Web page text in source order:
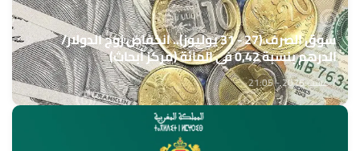
سوق الصرف (27 - 31 يوليوز).. انخفاض زوج الدولار/
الدرهم بنسبة 0,42 في المائة (مركز أبحاث)
7 غشت 2026 - 21:05